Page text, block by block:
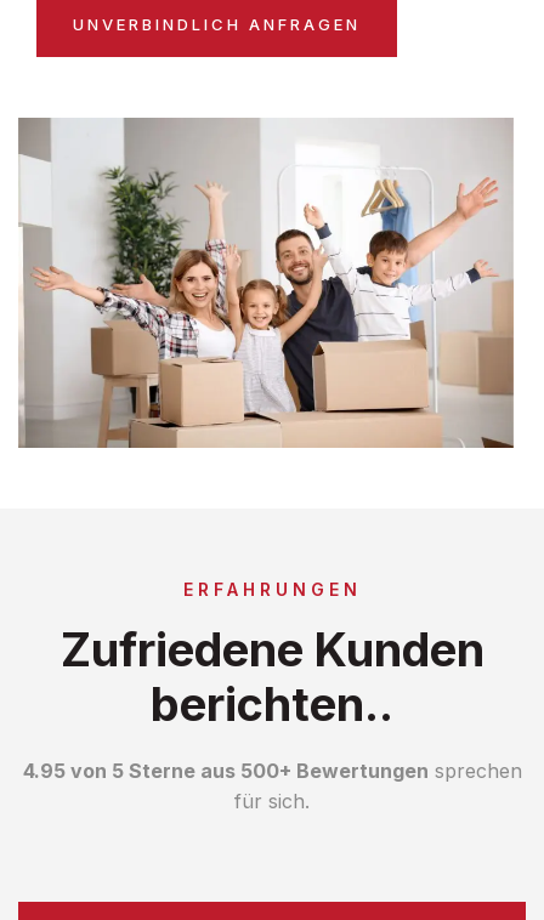
UNVERBINDLICH ANFRAGEN
ERFAHRUNGEN
Zufriedene Kunden
berichten..
4.95 von 5 Sterne aus 500+ Bewertungen sprechen
für sich.